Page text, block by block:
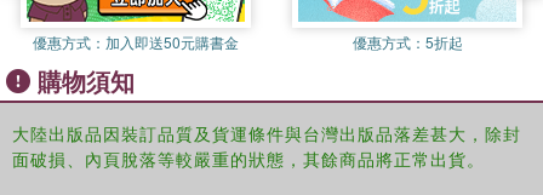
優惠方式： 加入即送50元購書金 優惠方式： 5折起
購物須知
大陸出版品因裝訂品質及貨運條件與台灣出版品落差甚大，除封
面破損、內頁脫落等較嚴重的狀態，其餘商品將正常出貨。